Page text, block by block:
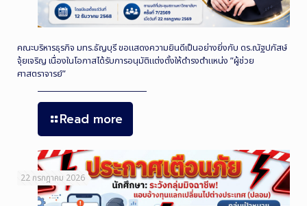
คณะบริหารธุรกิจ มทร.ธัญบุรี ขอแสดงความยินดีเป็นอย่างยิ่งกับ ดร.ณัฐปภัสษ์
จุ้ยเจริญ เนื่องในโอกาสได้รับการอนุมัติแต่งตั้งให้ดำรงตำแหน่ง ”ผู้ช่วย
ศาสตราจารย์”
Read more
22 กรกฎาคม 2026